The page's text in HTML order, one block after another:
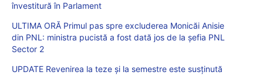
învestitură în Parlament
ULTIMA ORĂ Primul pas spre excluderea Monicăi Anisie
din PNL: ministra pucistă a fost dată jos de la șefia PNL
Sector 2
UPDATE Revenirea la teze și la semestre este susținută